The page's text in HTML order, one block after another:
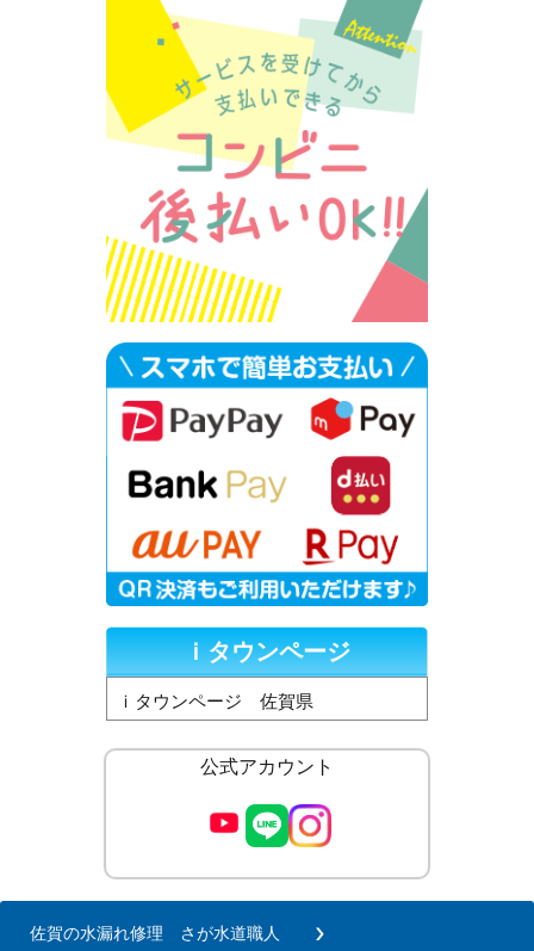
ｉタウンページ
ｉタウンページ 佐賀県
公式アカウント
佐賀の水漏れ修理 さが水道職人